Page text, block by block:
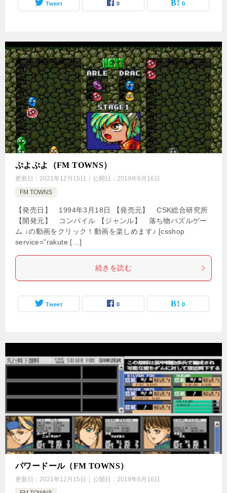
Tweet 0 0
ぷよぷよ（FM TOWNS）
更新日： 2021年12月15日 公開日： 2019年6月16日
FM TOWNS
【発売日】 1994年3月18日 【発売元】 CSK総合研究所
【開発元】 コンパイル 【ジャンル】 落ち物パズルゲー
ム ↓の動画をクリック！動画を楽しめます♪ [csshop
service=”rakute […]
続きを読む
Tweet 0 0
パワードール（FM TOWNS）
更新日： 2021年12月15日 公開日： 2019年6月16日